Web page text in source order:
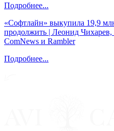
Подробнее...
«Софтлайн» выкупила 19,9
продолжить | Леонид
ComNews и Rambler
Подробнее...